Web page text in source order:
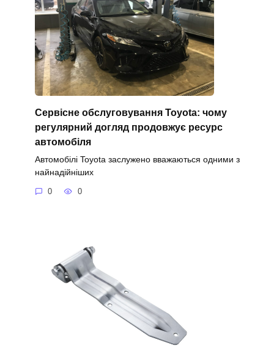
Сервісне обслуговування Toyota: чому
регулярний догляд продовжує ресурс
автомобіля
Автомобілі Toyota заслужено вважаються одними з
найнадійніших
0 0